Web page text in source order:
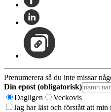
Prenumerera så du inte missar
Din epost (obligatorisk)
Dagligen
Veckovis
Jag har läst och förstått att